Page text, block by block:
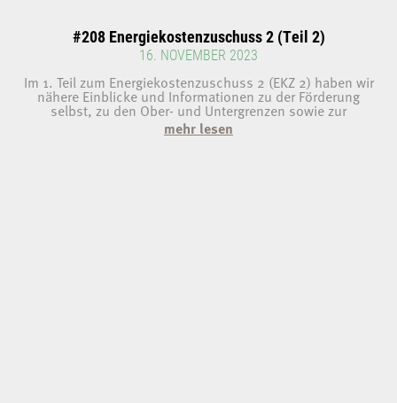
#208 Energiekostenzuschuss 2 (Teil 2)
16. NOVEMBER 2023
Im 1. Teil zum Energiekostenzuschuss 2 (EKZ 2) haben wir
nähere Einblicke und Informationen zu der Förderung
selbst, zu den Ober- und Untergrenzen sowie zur
mehr lesen